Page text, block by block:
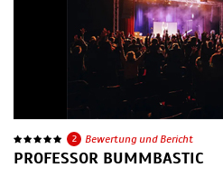
2 Bewertung und Bericht
PROFESSOR BUMMBASTIC